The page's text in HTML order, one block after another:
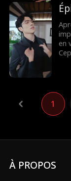
sa
en
1
À PROPOS